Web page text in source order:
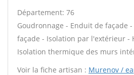
Département: 76
Goudronnage - Enduit de façade
façade - Isolation par l'extérieur -
Isolation thermique des murs
Voir la fiche artisan : Murenov /